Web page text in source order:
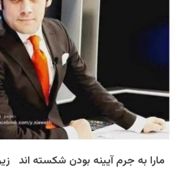
مارا به جرم آیینه بودن شکسته اند